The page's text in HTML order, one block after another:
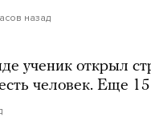
назад
ученик открыл
человек. Еще